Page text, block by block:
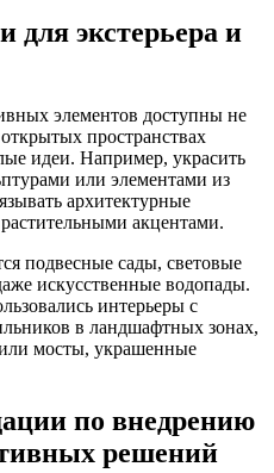
для экстерьера и
элементов доступны не
пространствах
идеи. Например, украсить
или элементами из
архитектурные
акцентами.
подвесные сады, световые
искусственные водопады.
интерьеры с
в ландшафтных зонах,
мосты, украшенные
по внедрению
решений